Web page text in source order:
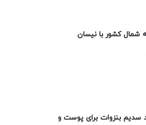
شمال کشور با نیسان
بنزوات برای پوست و